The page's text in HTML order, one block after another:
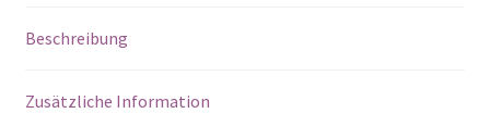
Beschreibung
Zusätzliche Information